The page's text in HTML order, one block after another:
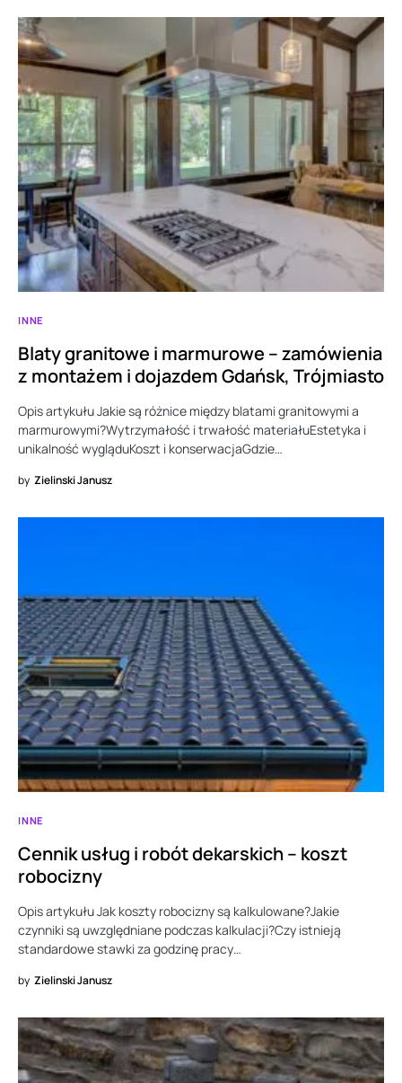
INNE
Blaty granitowe i marmurowe – zamówienia
z montażem i dojazdem Gdańsk, Trójmiasto
Opis artykułu Jakie są różnice między blatami granitowymi a
marmurowymi?Wytrzymałość i trwałość materiałuEstetyka i
unikalność wygląduKoszt i konserwacjaGdzie…
by Zielinski Janusz
INNE
Cennik usług i robót dekarskich – koszt
robocizny
Opis artykułu Jak koszty robocizny są kalkulowane?Jakie
czynniki są uwzględniane podczas kalkulacji?Czy istnieją
standardowe stawki za godzinę pracy…
by Zielinski Janusz